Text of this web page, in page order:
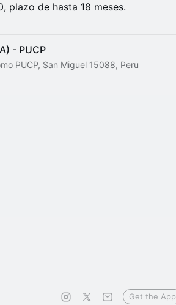
plazo de hasta 18 meses.
- PUCP
PUCP, San Miguel 15088, Peru
Get the App